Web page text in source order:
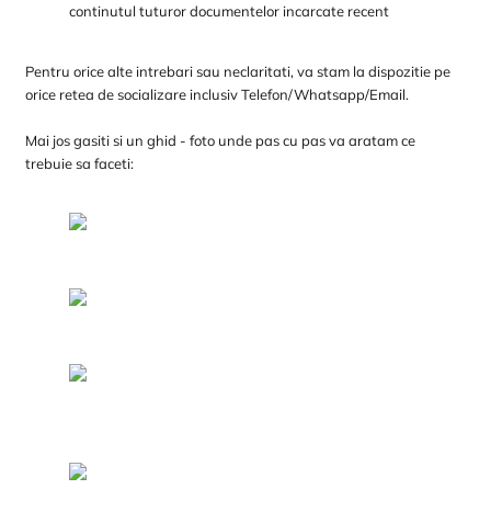
continutul tuturor documentelor incarcate recent
Pentru orice alte intrebari sau neclaritati, va stam la dispozitie pe
orice retea de socializare inclusiv Telefon/Whatsapp/Email.
Mai jos gasiti si un ghid - foto unde pas cu pas va aratam ce
trebuie sa faceti: